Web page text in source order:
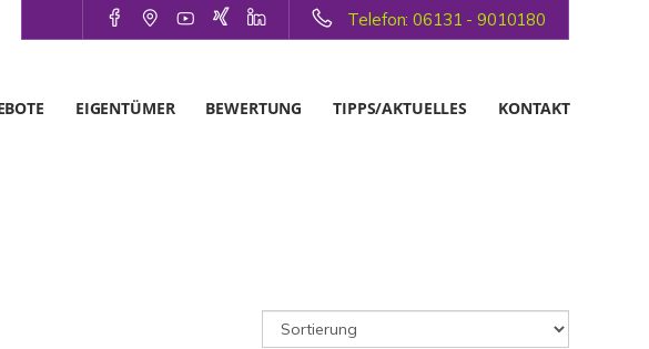
Telefon: 06131 - 9010180
EIGENTÜMER BEWERTUNG TIPPS/AKTUELLES KONTAKT